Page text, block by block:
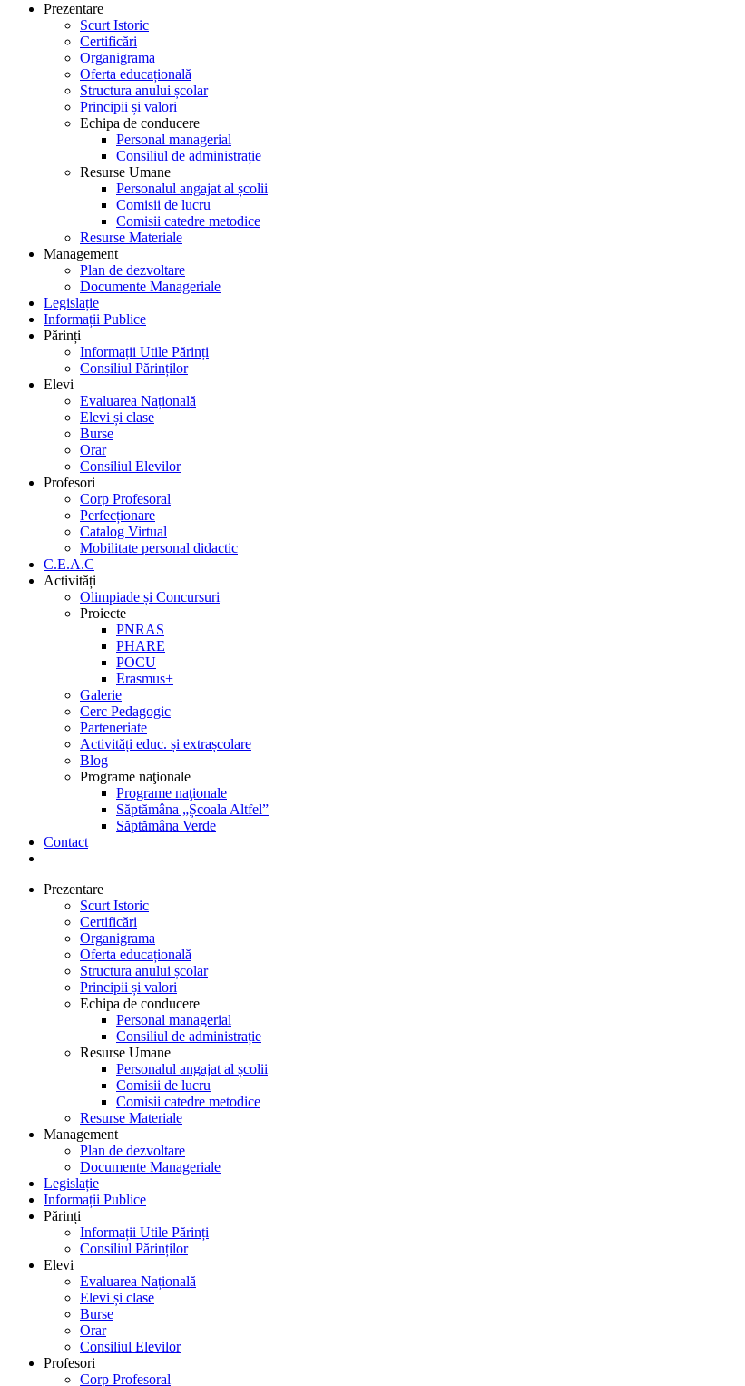
Prezentare
Scurt Istoric
Certificări
Organigrama
Oferta educațională
Structura anului școlar
Principii și valori
Echipa de conducere
Personal managerial
Consiliul de administrație
Resurse Umane
Personalul angajat al școlii
Comisii de lucru
Comisii catedre metodice
Resurse Materiale
Management
Plan de dezvoltare
Documente Manageriale
Legislație
Informații Publice
Părinți
Informații Utile Părinți
Consiliul Părinților
Elevi
Evaluarea Națională
Elevi și clase
Burse
Orar
Consiliul Elevilor
Profesori
Corp Profesoral
Perfecționare
Catalog Virtual
Mobilitate personal didactic
C.E.A.C
Activități
Olimpiade și Concursuri
Proiecte
PNRAS
PHARE
POCU
Erasmus+
Galerie
Cerc Pedagogic
Parteneriate
Activități educ. și extrașcolare
Blog
Programe naţionale
Programe naţionale
Săptămâna „Școala Altfel”
Săptămâna Verde
Contact
Prezentare
Scurt Istoric
Certificări
Organigrama
Oferta educațională
Structura anului școlar
Principii și valori
Echipa de conducere
Personal managerial
Consiliul de administrație
Resurse Umane
Personalul angajat al școlii
Comisii de lucru
Comisii catedre metodice
Resurse Materiale
Management
Plan de dezvoltare
Documente Manageriale
Legislație
Informații Publice
Părinți
Informații Utile Părinți
Consiliul Părinților
Elevi
Evaluarea Națională
Elevi și clase
Burse
Orar
Consiliul Elevilor
Profesori
Corp Profesoral